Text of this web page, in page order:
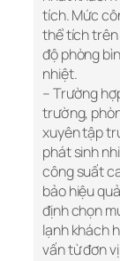
tích. Mức
thể tích trên
độ phòng
nhiệt.
– Trường
trường,
xuyên tập
phát sinh
công suất
bảo hiệu
định chọn
lạnh khách
vấn từ đơn